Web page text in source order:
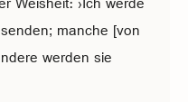
manche [von
werden sie